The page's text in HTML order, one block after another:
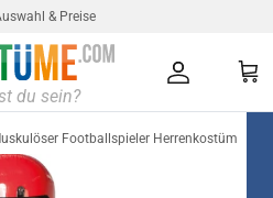
& Preise
Footballspieler Herrenkostüm